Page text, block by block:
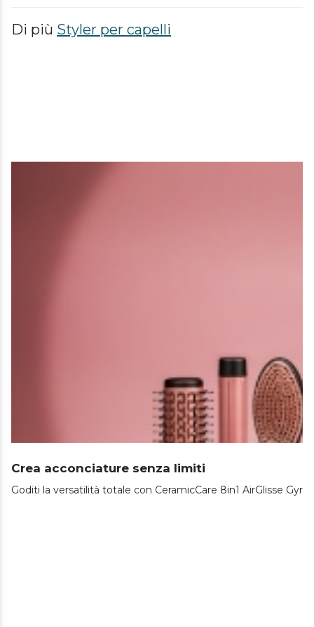
Di più Styler per capelli
Crea acconciature senza limiti
Goditi la versatilità totale con CeramicCare 8in1 AirGlisse